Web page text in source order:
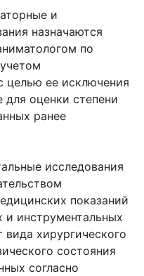
и
назначаются
по
целью ее исключения
оценки степени
ранее
исследования
показаний
инструментальных
хирургического
состояния
согласно